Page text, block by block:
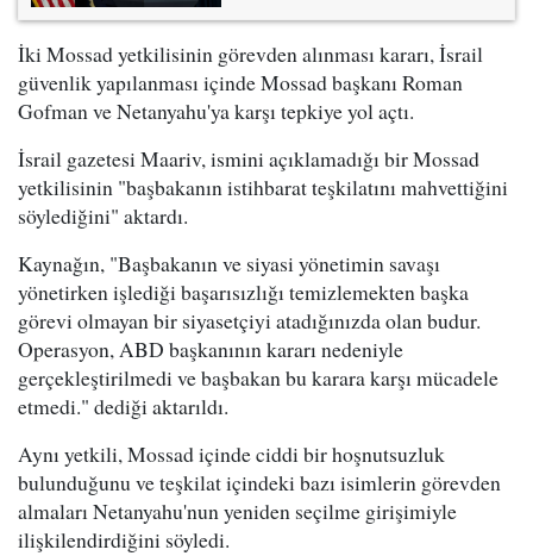
İki Mossad yetkilisinin görevden alınması kararı, İsrail
güvenlik yapılanması içinde Mossad başkanı Roman
Gofman ve Netanyahu'ya karşı tepkiye yol açtı.
İsrail gazetesi Maariv, ismini açıklamadığı bir Mossad
yetkilisinin "başbakanın istihbarat teşkilatını mahvettiğini
söylediğini" aktardı.
Kaynağın, "Başbakanın ve siyasi yönetimin savaşı
yönetirken işlediği başarısızlığı temizlemekten başka
görevi olmayan bir siyasetçiyi atadığınızda olan budur.
Operasyon, ABD başkanının kararı nedeniyle
gerçekleştirilmedi ve başbakan bu karara karşı mücadele
etmedi." dediği aktarıldı.
Aynı yetkili, Mossad içinde ciddi bir hoşnutsuzluk
bulunduğunu ve teşkilat içindeki bazı isimlerin görevden
almaları Netanyahu'nun yeniden seçilme girişimiyle
ilişkilendirdiğini söyledi.